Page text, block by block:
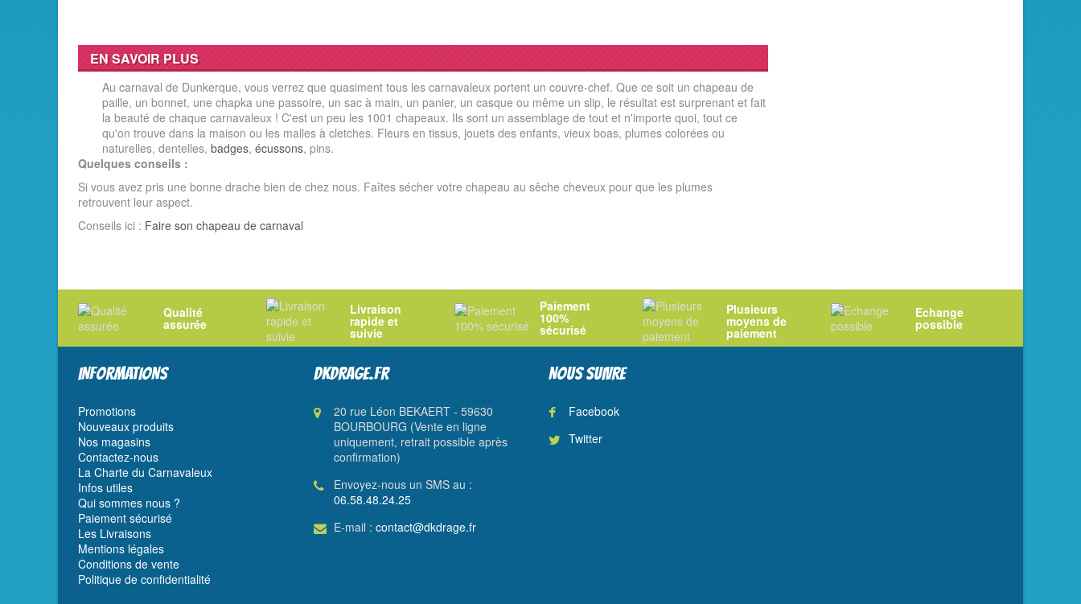
EN SAVOIR PLUS
Au carnaval de Dunkerque, vous verrez que quasiment tous les carnavaleux portent un couvre-chef. Que ce soit un chapeau de
paille, un bonnet, une chapka une passoire, un sac à main, un panier, un casque ou même un slip, le résultat est surprenant et fait
la beauté de chaque carnavaleux ! C'est un peu les 1001 chapeaux. Ils sont un assemblage de tout et n'importe quoi, tout ce
qu'on trouve dans la maison ou les malles à cletches. Fleurs en tissus, jouets des enfants, vieux boas, plumes colorées ou
naturelles, dentelles, badges, écussons, pins.
Quelques conseils :
Si vous avez pris une bonne drache bien de chez nous. Faîtes sécher votre chapeau au sêche cheveux pour que les plumes
retrouvent leur aspect.
Conseils ici : Faire son chapeau de carnaval
Qualité
assurée
Livraison
rapide et
suivie
Paiement
100%
sécurisé
Plusieurs
moyens de
paiement
Echange
possible
INFORMATIONS
Promotions
Nouveaux produits
Nos magasins
Contactez-nous
La Charte du Carnavaleux
Infos utiles
Qui sommes nous ?
Paiement sécurisé
Les Livraisons
Mentions légales
Conditions de vente
Politique de confidentialité
DKDRAGE.FR
20 rue Léon BEKAERT - 59630
BOURBOURG (Vente en ligne
uniquement, retrait possible après
confirmation)
Envoyez-nous un SMS au :
06.58.48.24.25
E-mail : contact@dkdrage.fr
NOUS SUIVRE
Facebook
Twitter